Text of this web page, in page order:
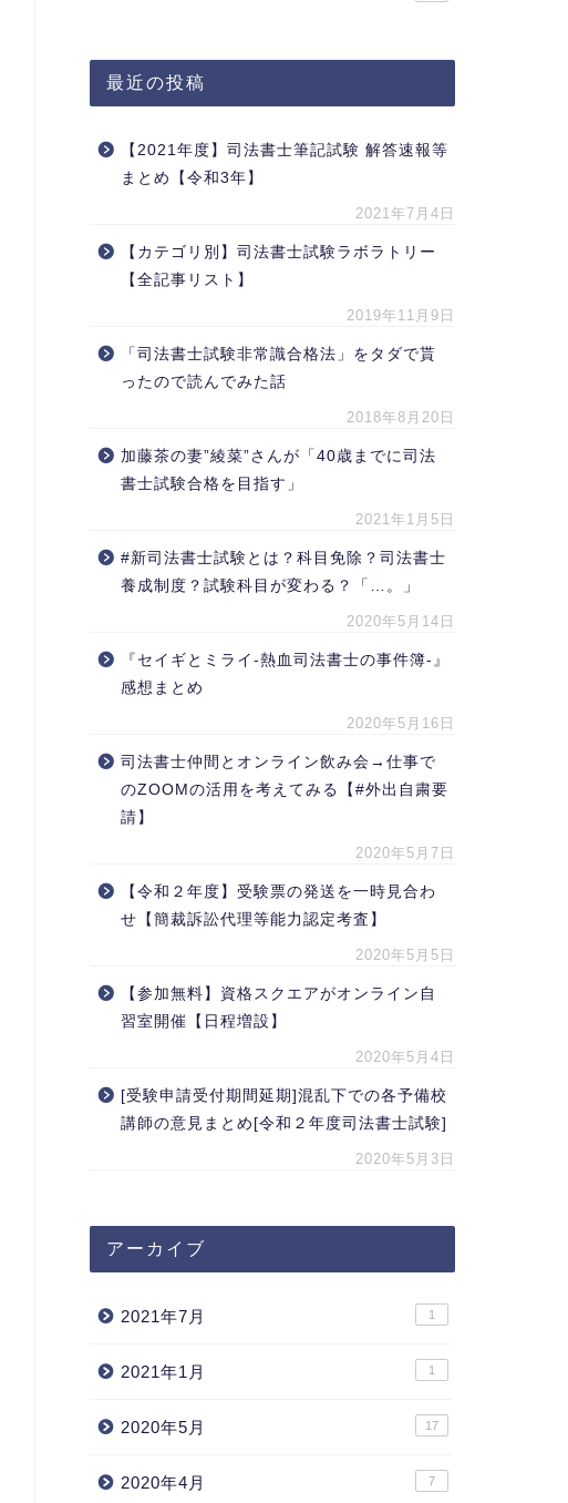
最近の投稿
【2021年度】司法書士筆記試験 解答速報等
まとめ【令和3年】
2021年7月4日
【カテゴリ別】司法書士試験ラボラトリー
【全記事リスト】
2019年11月9日
「司法書士試験非常識合格法」をタダで貰
ったので読んでみた話
2018年8月20日
加藤茶の妻”綾菜”さんが「40歳までに司法
書士試験合格を目指す」
2021年1月5日
#新司法書士試験とは？科目免除？司法書士
養成制度？試験科目が変わる？「…。」
2020年5月14日
『セイギとミライ-熱血司法書士の事件簿-』
感想まとめ
2020年5月16日
司法書士仲間とオンライン飲み会→仕事で
のZOOMの活用を考えてみる【#外出自粛要
請】
2020年5月7日
【令和２年度】受験票の発送を一時見合わ
せ【簡裁訴訟代理等能力認定考査】
2020年5月5日
【参加無料】資格スクエアがオンライン自
習室開催【日程増設】
2020年5月4日
[受験申請受付期間延期]混乱下での各予備校
講師の意見まとめ[令和２年度司法書士試験]
2020年5月3日
アーカイブ
2021年7月 1
2021年1月 1
2020年5月 17
2020年4月 7